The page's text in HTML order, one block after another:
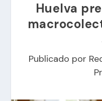
Huelva
Publicado por